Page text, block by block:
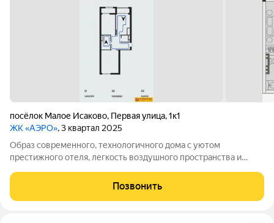
посёлок Малое Исаково, Первая улица,1к1
ЖК «АЭРО», 3 квартал 2025
Образ современного, технологичного дома с уютом
престижного отеля, легкость воздушного пространства и
комплекса. Становясь жильцом в этом ЖК, Вы не просто
приобретаете жилье, а получаете возможность
Позвонить